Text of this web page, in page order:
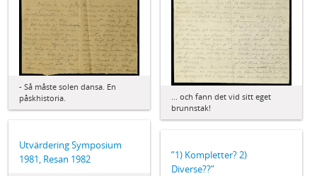
... och fann det vid sitt eget
brunnstak!
- Så måste solen dansa. En
påskhistoria.
Utvärdering Symposium
1981, Resan 1982
”1) Kompletter? 2)
Diverse??”